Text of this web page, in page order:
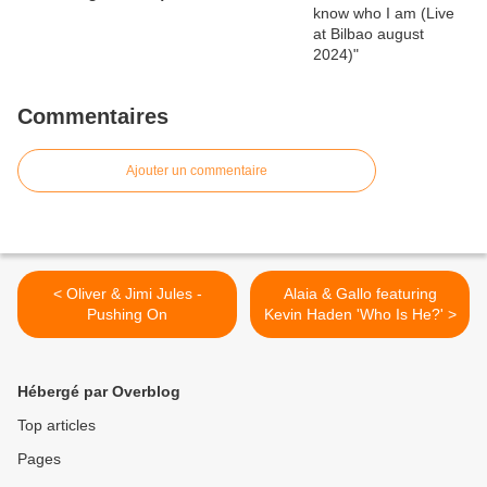
Commentaires
Ajouter un commentaire
< Oliver & Jimi Jules -
Pushing On
Alaia & Gallo featuring
Kevin Haden 'Who Is He?' >
Hébergé par Overblog
Top articles
Pages